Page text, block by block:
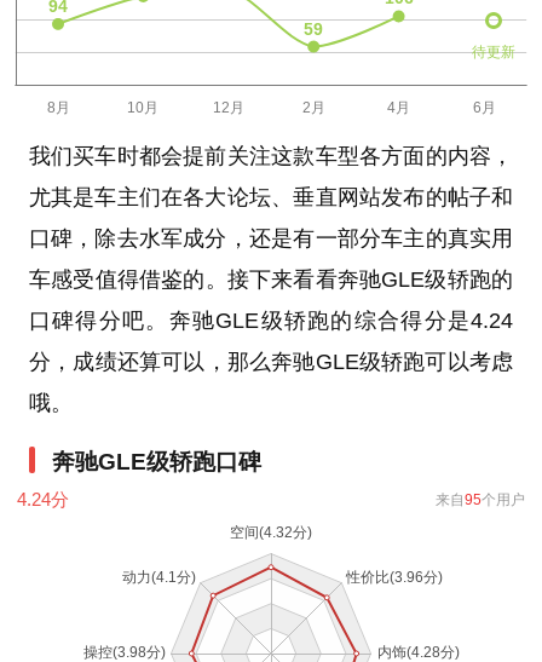
待更新
我们买车时都会提前关注这款车型各方面的内容，
尤其是车主们在各大论坛、垂直网站发布的帖子和
口碑，除去水军成分，还是有一部分车主的真实用
车感受值得借鉴的。接下来看看奔驰GLE级轿跑的
口碑得分吧。奔驰GLE级轿跑的综合得分是4.24
分，成绩还算可以，那么奔驰GLE级轿跑可以考虑
哦。
奔驰GLE级轿跑口碑
4.24分 来自95个用户